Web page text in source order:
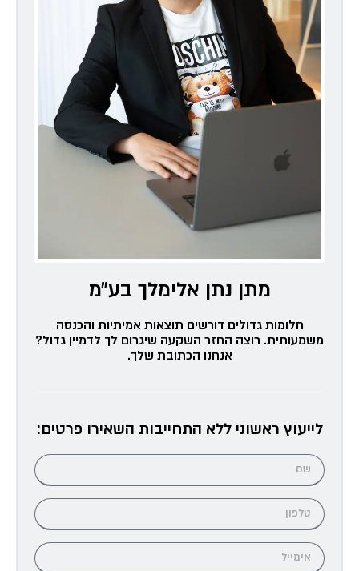
מתן נתן אלימלך בע״מ
חלומות גדולים דורשים תוצאות אמיתיות והכנסה
משמעותית. רוצה החזר השקעה שיגרום לך לדמיין גדול?
אנחנו הכתובת שלך.
לייעוץ ראשוני ללא התחייבות השאירו פרטים: